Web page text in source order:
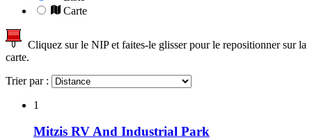
Carte
Cliquez sur le NIP et faites-le glisser pour le repositionner sur la
carte.
Trier par :
1
Mitzis RV And Industrial Park